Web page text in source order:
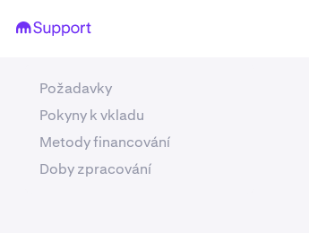
Požadavky
Pokyny k vkladu
Metody financování
Doby zpracování